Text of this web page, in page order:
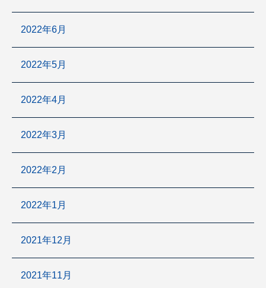
2022年6月
2022年5月
2022年4月
2022年3月
2022年2月
2022年1月
2021年12月
2021年11月